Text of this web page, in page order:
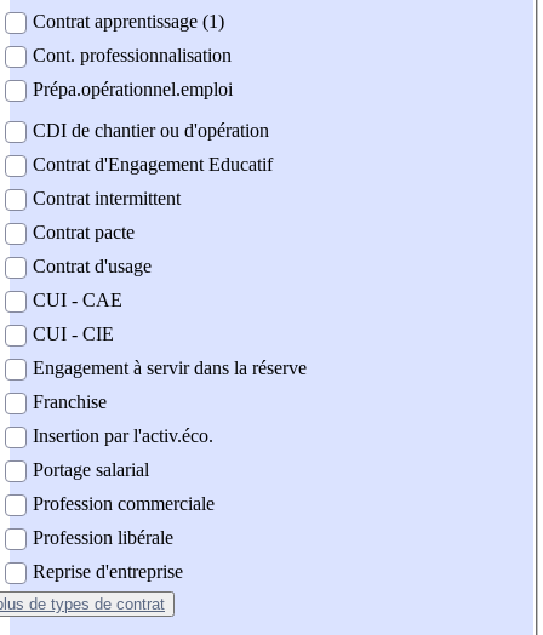
Contrat apprentissage (1)
Cont. professionnalisation
Prépa.opérationnel.emploi
CDI de chantier ou d'opération
Contrat d'Engagement Educatif
Contrat intermittent
Contrat pacte
Contrat d'usage
CUI - CAE
CUI - CIE
Engagement à servir dans la réserve
Franchise
Insertion par l'activ.éco.
Portage salarial
Profession commerciale
Profession libérale
Reprise d'entreprise
de types de contrat